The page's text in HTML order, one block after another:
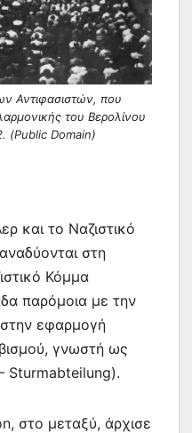
Αντιφασιστών, που
του Βερολίνου
(Public Domain)
και το Ναζιστικό
στη
Κόμμα
παρόμοια με την
εφαρμογή
γνωστή ως
Sturmabteilung).
στο μεταξύ, άρχισε